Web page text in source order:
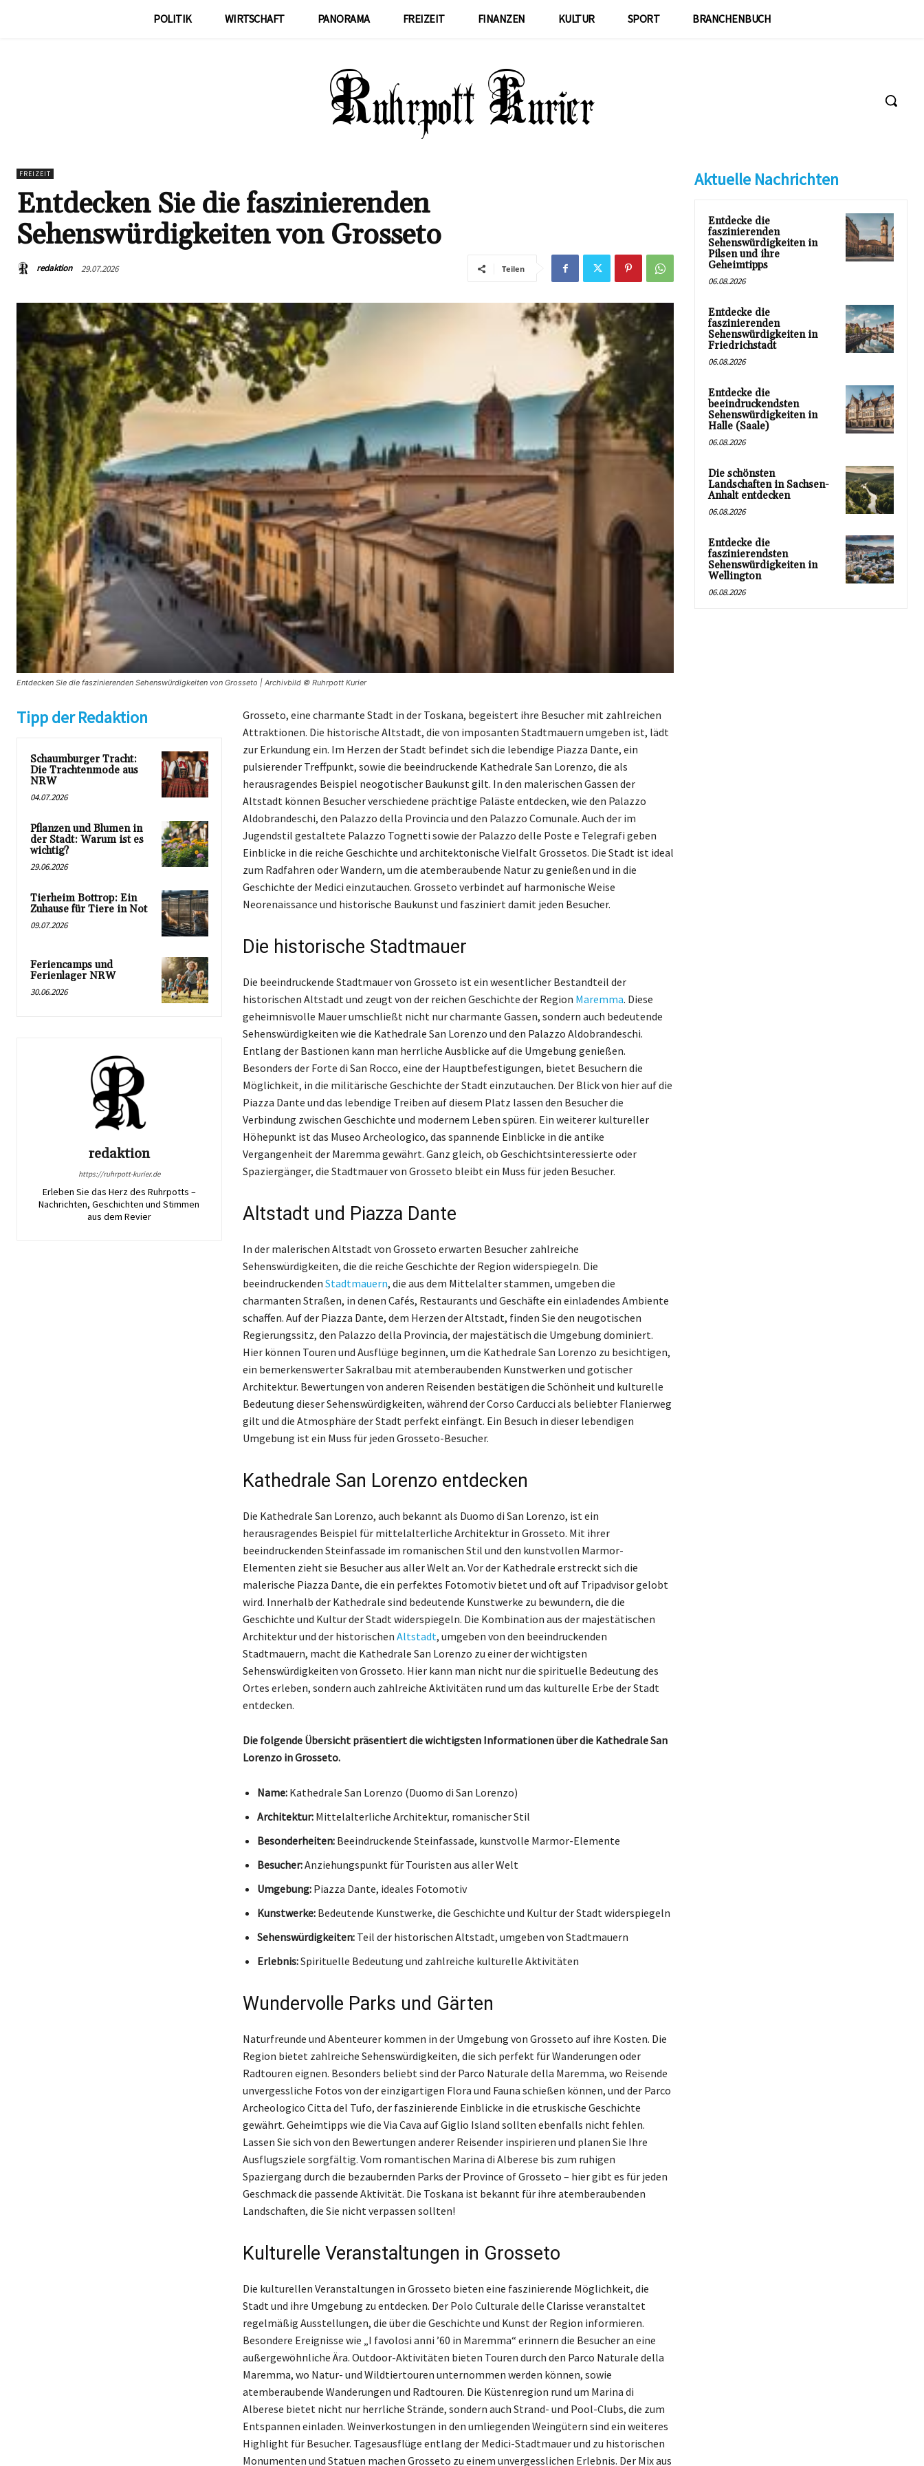
POLITIK WIRTSCHAFT PANORAMA FREIZEIT FINANZEN KULTUR SPORT BRANCHENBUCH
FREIZEIT
Entdecken Sie die faszinierenden
Sehenswürdigkeiten von Grosseto
redaktion 29.07.2026 Teilen
Entdecken Sie die faszinierenden Sehenswürdigkeiten von Grosseto | Archivbild © Ruhrpott Kurier
Tipp der Redaktion
Schaumburger Tracht:
Die Trachtenmode aus
NRW
04.07.2026
Pflanzen und Blumen in
der Stadt: Warum ist es
wichtig?
29.06.2026
Tierheim Bottrop: Ein
Zuhause für Tiere in Not
09.07.2026
Feriencamps und
Ferienlager NRW
30.06.2026
redaktion
https://ruhrpott-kurier.de
Erleben Sie das Herz des Ruhrpotts –
Nachrichten, Geschichten und Stimmen
aus dem Revier
Grosseto, eine charmante Stadt in der Toskana, begeistert ihre Besucher mit zahlreichen
Attraktionen. Die historische Altstadt, die von imposanten Stadtmauern umgeben ist, lädt
zur Erkundung ein. Im Herzen der Stadt befindet sich die lebendige Piazza Dante, ein
pulsierender Treffpunkt, sowie die beeindruckende Kathedrale San Lorenzo, die als
herausragendes Beispiel neogotischer Baukunst gilt. In den malerischen Gassen der
Altstadt können Besucher verschiedene prächtige Paläste entdecken, wie den Palazzo
Aldobrandeschi, den Palazzo della Provincia und den Palazzo Comunale. Auch der im
Jugendstil gestaltete Palazzo Tognetti sowie der Palazzo delle Poste e Telegrafi geben
Einblicke in die reiche Geschichte und architektonische Vielfalt Grossetos. Die Stadt ist ideal
zum Radfahren oder Wandern, um die atemberaubende Natur zu genießen und in die
Geschichte der Medici einzutauchen. Grosseto verbindet auf harmonische Weise
Neorenaissance und historische Baukunst und fasziniert damit jeden Besucher.
Die historische Stadtmauer
Die beeindruckende Stadtmauer von Grosseto ist ein wesentlicher Bestandteil der
historischen Altstadt und zeugt von der reichen Geschichte der Region Maremma. Diese
geheimnisvolle Mauer umschließt nicht nur charmante Gassen, sondern auch bedeutende
Sehenswürdigkeiten wie die Kathedrale San Lorenzo und den Palazzo Aldobrandeschi.
Entlang der Bastionen kann man herrliche Ausblicke auf die Umgebung genießen.
Besonders der Forte di San Rocco, eine der Hauptbefestigungen, bietet Besuchern die
Möglichkeit, in die militärische Geschichte der Stadt einzutauchen. Der Blick von hier auf die
Piazza Dante und das lebendige Treiben auf diesem Platz lassen den Besucher die
Verbindung zwischen Geschichte und modernem Leben spüren. Ein weiterer kultureller
Höhepunkt ist das Museo Archeologico, das spannende Einblicke in die antike
Vergangenheit der Maremma gewährt. Ganz gleich, ob Geschichtsinteressierte oder
Spaziergänger, die Stadtmauer von Grosseto bleibt ein Muss für jeden Besucher.
Altstadt und Piazza Dante
In der malerischen Altstadt von Grosseto erwarten Besucher zahlreiche
Sehenswürdigkeiten, die die reiche Geschichte der Region widerspiegeln. Die
beeindruckenden Stadtmauern, die aus dem Mittelalter stammen, umgeben die
charmanten Straßen, in denen Cafés, Restaurants und Geschäfte ein einladendes Ambiente
schaffen. Auf der Piazza Dante, dem Herzen der Altstadt, finden Sie den neugotischen
Regierungssitz, den Palazzo della Provincia, der majestätisch die Umgebung dominiert.
Hier können Touren und Ausflüge beginnen, um die Kathedrale San Lorenzo zu besichtigen,
ein bemerkenswerter Sakralbau mit atemberaubenden Kunstwerken und gotischer
Architektur. Bewertungen von anderen Reisenden bestätigen die Schönheit und kulturelle
Bedeutung dieser Sehenswürdigkeiten, während der Corso Carducci als beliebter Flanierweg
gilt und die Atmosphäre der Stadt perfekt einfängt. Ein Besuch in dieser lebendigen
Umgebung ist ein Muss für jeden Grosseto-Besucher.
Kathedrale San Lorenzo entdecken
Die Kathedrale San Lorenzo, auch bekannt als Duomo di San Lorenzo, ist ein
herausragendes Beispiel für mittelalterliche Architektur in Grosseto. Mit ihrer
beeindruckenden Steinfassade im romanischen Stil und den kunstvollen Marmor-
Elementen zieht sie Besucher aus aller Welt an. Vor der Kathedrale erstreckt sich die
malerische Piazza Dante, die ein perfektes Fotomotiv bietet und oft auf Tripadvisor gelobt
wird. Innerhalb der Kathedrale sind bedeutende Kunstwerke zu bewundern, die die
Geschichte und Kultur der Stadt widerspiegeln. Die Kombination aus der majestätischen
Architektur und der historischen Altstadt, umgeben von den beeindruckenden
Stadtmauern, macht die Kathedrale San Lorenzo zu einer der wichtigsten
Sehenswürdigkeiten von Grosseto. Hier kann man nicht nur die spirituelle Bedeutung des
Ortes erleben, sondern auch zahlreiche Aktivitäten rund um das kulturelle Erbe der Stadt
entdecken.
Die folgende Übersicht präsentiert die wichtigsten Informationen über die Kathedrale San
Lorenzo in Grosseto.
Name:Kathedrale San Lorenzo (Duomo di San Lorenzo)
Architektur:Mittelalterliche Architektur, romanischer Stil
Besonderheiten:Beeindruckende Steinfassade, kunstvolle Marmor-Elemente
Besucher:Anziehungspunkt für Touristen aus aller Welt
Umgebung:Piazza Dante, ideales Fotomotiv
Kunstwerke:Bedeutende Kunstwerke, die Geschichte und Kultur der Stadt widerspiegeln
Sehenswürdigkeiten:Teil der historischen Altstadt, umgeben von Stadtmauern
Erlebnis:Spirituelle Bedeutung und zahlreiche kulturelle Aktivitäten
Wundervolle Parks und Gärten
Naturfreunde und Abenteurer kommen in der Umgebung von Grosseto auf ihre Kosten. Die
Region bietet zahlreiche Sehenswürdigkeiten, die sich perfekt für Wanderungen oder
Radtouren eignen. Besonders beliebt sind der Parco Naturale della Maremma, wo Reisende
unvergessliche Fotos von der einzigartigen Flora und Fauna schießen können, und der Parco
Archeologico Citta del Tufo, der faszinierende Einblicke in die etruskische Geschichte
gewährt. Geheimtipps wie die Via Cava auf Giglio Island sollten ebenfalls nicht fehlen.
Lassen Sie sich von den Bewertungen anderer Reisender inspirieren und planen Sie Ihre
Ausflugsziele sorgfältig. Vom romantischen Marina di Alberese bis zum ruhigen
Spaziergang durch die bezaubernden Parks der Province of Grosseto – hier gibt es für jeden
Geschmack die passende Aktivität. Die Toskana ist bekannt für ihre atemberaubenden
Landschaften, die Sie nicht verpassen sollten!
Kulturelle Veranstaltungen in Grosseto
Die kulturellen Veranstaltungen in Grosseto bieten eine faszinierende Möglichkeit, die
Stadt und ihre Umgebung zu entdecken. Der Polo Culturale delle Clarisse veranstaltet
regelmäßig Ausstellungen, die über die Geschichte und Kunst der Region informieren.
Besondere Ereignisse wie „I favolosi anni ’60 in Maremma“ erinnern die Besucher an eine
außergewöhnliche Ära. Outdoor-Aktivitäten bieten Touren durch den Parco Naturale della
Maremma, wo Natur- und Wildtiertouren unternommen werden können, sowie
atemberaubende Wanderungen und Radtouren. Die Küstenregion rund um Marina di
Alberese bietet nicht nur herrliche Strände, sondern auch Strand- und Pool-Clubs, die zum
Entspannen einladen. Weinverkostungen in den umliegenden Weingütern sind ein weiteres
Highlight für Besucher. Tagesausflüge entlang der Medici-Stadtmauer und zu historischen
Monumenten und Statuen machen Grosseto zu einem unvergesslichen Erlebnis. Der Mix aus
Aktuelle Nachrichten
Entdecke die
faszinierenden
Sehenswürdigkeiten in
Pilsen und ihre
Geheimtipps
06.08.2026
Entdecke die
faszinierenden
Sehenswürdigkeiten in
Friedrichstadt
06.08.2026
Entdecke die
beeindruckendsten
Sehenswürdigkeiten in
Halle (Saale)
06.08.2026
Die schönsten
Landschaften in Sachsen-
Anhalt entdecken
06.08.2026
Entdecke die
faszinierendsten
Sehenswürdigkeiten in
Wellington
06.08.2026